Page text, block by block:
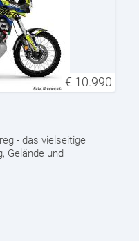
€ 10.990
- das vielseitige
Gelände und